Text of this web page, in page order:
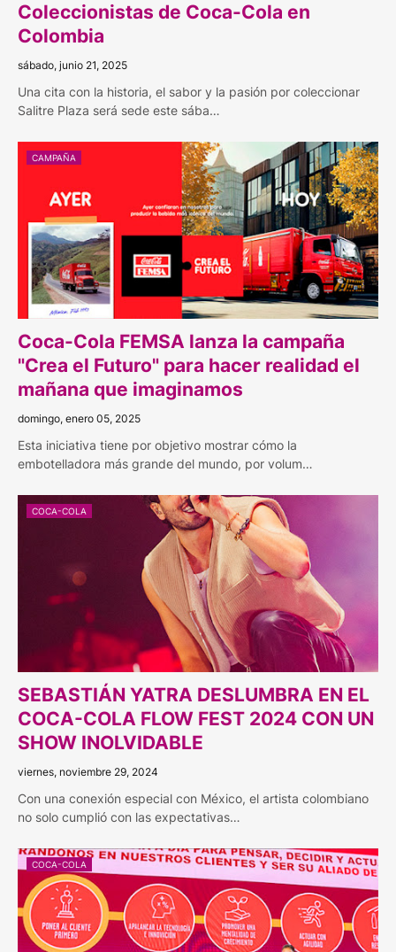
Coleccionistas de Coca-Cola en
Colombia
sábado, junio 21, 2025
Una cita con la historia, el sabor y la pasión por coleccionar
Salitre Plaza será sede este sába…
CAMPAÑA
Coca-Cola FEMSA lanza la campaña
"Crea el Futuro" para hacer realidad el
mañana que imaginamos
domingo, enero 05, 2025
Esta iniciativa tiene por objetivo mostrar cómo la
embotelladora más grande del mundo, por volum…
COCA-COLA
SEBASTIÁN YATRA DESLUMBRA EN EL
COCA-COLA FLOW FEST 2024 CON UN
SHOW INOLVIDABLE
viernes, noviembre 29, 2024
Con una conexión especial con México, el artista colombiano
no solo cumplió con las expectativas…
COCA-COLA